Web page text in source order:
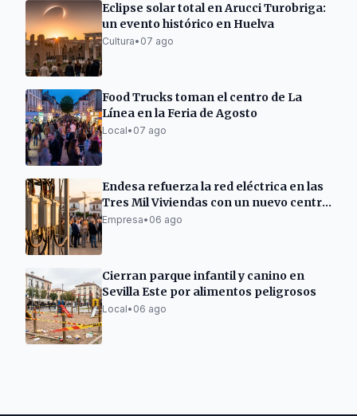
Eclipse solar total en Arucci Turobriga:
un evento histórico en Huelva
Cultura• 07 ago
Food Trucks toman el centro de La
Línea en la Feria de Agosto
Local• 07 ago
Endesa refuerza la red eléctrica en las
Tres Mil Viviendas con un nuevo centro
de transformación
Empresa• 06 ago
Cierran parque infantil y canino en
Sevilla Este por alimentos peligrosos
Local• 06 ago